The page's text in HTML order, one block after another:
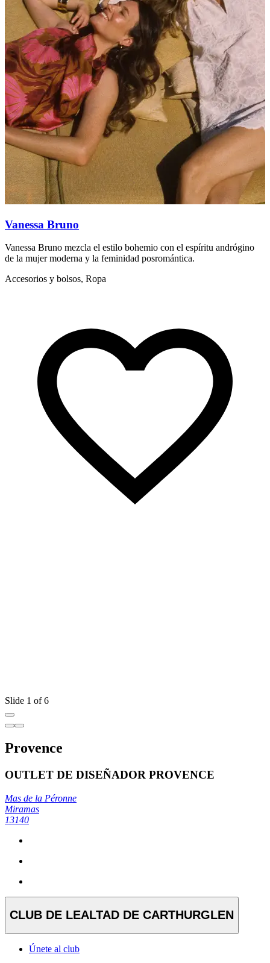
Vanessa Bruno
Vanessa Bruno mezcla el estilo bohemio con el espíritu andrógino
de la mujer moderna y la feminidad posromántica.
Accesorios y bolsos, Ropa
Slide 1 of 6
Provence
OUTLET DE DISEÑADOR PROVENCE
Mas de la Péronne
Miramas
13140
CLUB DE LEALTAD DE CARTHURGLEN
Únete al club